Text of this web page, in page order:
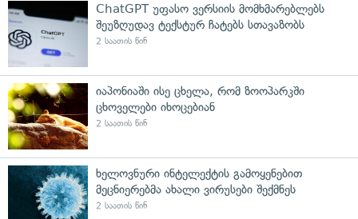
ChatGPT უფასო ვერსიის მომხმარებლებს
შეუზღუდავ ტექსტურ ჩატებს სთავაზობს
2 საათის წინ
იაპონიაში ისე ცხელა, რომ ზოოპარკში
ცხოველები იხოცებიან
2 საათის წინ
ხელოვნური ინტელექტის გამოყენებით
მეცნიერებმა ახალი ვირუსები შექმნეს
2 საათის წინ